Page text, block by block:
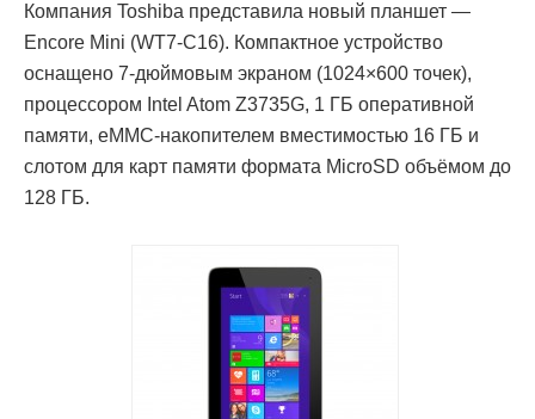
Компания Toshiba представила новый планшет —
Encore Mini (WT7-C16). Компактное устройство
оснащено 7-дюймовым экраном (1024×600 точек),
процессором Intel Atom Z3735G, 1 ГБ оперативной
памяти, eMMC-накопителем вместимостью 16 ГБ и
слотом для карт памяти формата MicroSD объёмом до
128 ГБ.